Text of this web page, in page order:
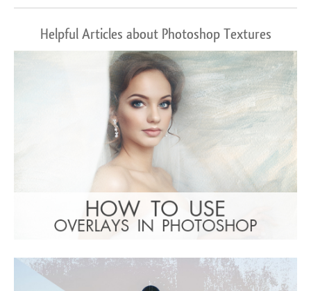
Helpful Articles about Photoshop Textures